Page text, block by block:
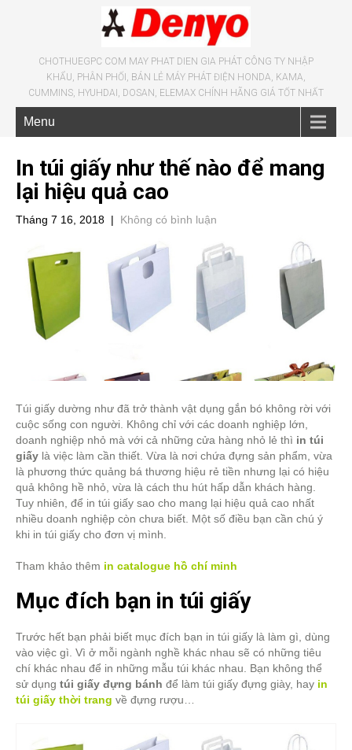
CHOTHUEGPC COM MAY PHAT DIEN GIA PHÁT CÔNG TY NHẬP
KHẨU, PHÂN PHỐI, BÁN LẺ MÁY PHÁT ĐIỆN HONDA, KAMA,
CUMMINS, HYUHDAI, DOSAN, ELEMAX CHÍNH HÃNG GIÁ TỐT NHẤT
Menu
In túi giấy như thế nào để mang
lại hiệu quả cao
Tháng 7 16, 2018 | Không có bình luận
Túi giấy dường như đã trở thành vật dụng gắn bó không rời với
cuộc sống con người. Không chỉ với các doanh nghiệp lớn,
doanh nghiệp nhỏ mà với cả những cửa hàng nhỏ lẻ thì in túi
giấy là việc làm cần thiết. Vừa là nơi chứa đựng sản phẩm, vừa
là phương thức quảng bá thương hiệu rẻ tiền nhưng lại có hiệu
quả không hề nhỏ, vừa là cách thu hút hấp dẫn khách hàng.
Tuy nhiên, để in túi giấy sao cho mang lại hiệu quả cao nhất
nhiều doanh nghiệp còn chưa biết. Một số điều bạn cần chú ý
khi in túi giấy cho đơn vị mình.
Tham khảo thêm in catalogue hồ chí minh
Mục đích bạn in túi giấy
Trước hết bạn phải biết mục đích bạn in túi giấy là làm gì, dùng
vào việc gì. Vì ở mỗi ngành nghề khác nhau sẽ có những tiêu
chí khác nhau để in những mẫu túi khác nhau. Bạn không thể
sử dụng túi giấy đựng bánh để làm túi giấy đựng giày, hay in
túi giấy thời trang về đựng rượu…